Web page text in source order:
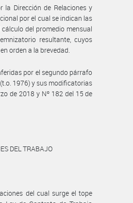
Dirección de Relaciones y
por el cual se indican las
del promedio mensual
resultante, cuyos
orden a la brevedad.
por el segundo párrafo
1976) y sus modificatorias
de 2018 y Nº 182 del 15 de
DEL TRABAJO
del cual surge el tope